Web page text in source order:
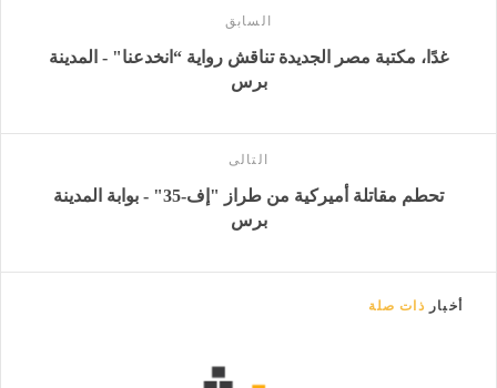
السابق
غدًا، مكتبة مصر الجديدة تناقش رواية “انخدعنا" - المدينة
برس
التالى
تحطم مقاتلة أميركية من طراز "إف-35" - بوابة المدينة
برس
أخبار ذات صلة